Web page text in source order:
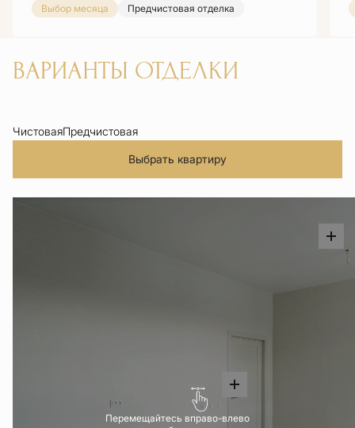
Выбор месяца
Предчистовая отделка
ВАРИАНТЫ ОТДЕЛКИ
ЧистоваяПредчистовая
Выбрать квартиру
Перемещайтесь вправо-влево